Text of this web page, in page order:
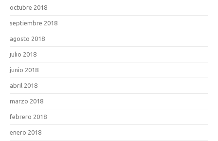
octubre 2018
septiembre 2018
agosto 2018
julio 2018
junio 2018
abril 2018
marzo 2018
febrero 2018
enero 2018